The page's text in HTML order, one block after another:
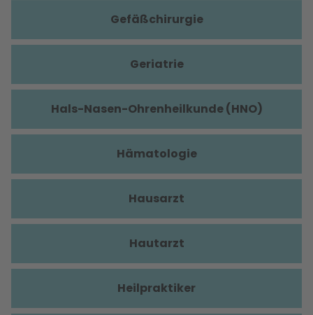
Gefäßchirurgie
Geriatrie
Hals-Nasen-Ohrenheilkunde (HNO)
Hämatologie
Hausarzt
Hautarzt
Heilpraktiker